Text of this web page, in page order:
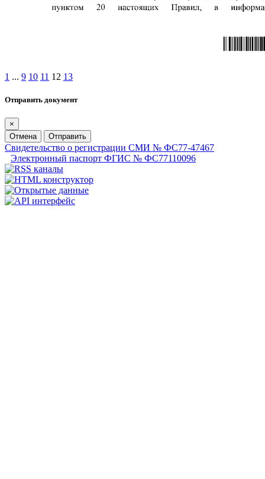
1 ... 9 10 11 12 13
Отправить документ
×
Отмена
Отправить
Свидетельство о регистрации СМИ № ФС77-47467
Электронный паспорт ФГИС № ФС77110096